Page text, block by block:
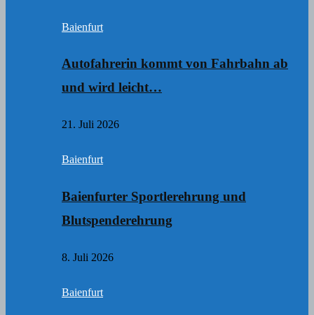
Baienfurt
Autofahrerin kommt von Fahrbahn ab
und wird leicht…
21. Juli 2026
Baienfurt
Baienfurter Sportlerehrung und
Blutspenderehrung
8. Juli 2026
Baienfurt